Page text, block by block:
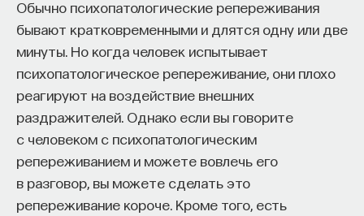
Обычно психопатологические репереживания
бывают кратковременными и длятся одну или две
минуты. Но когда человек испытывает
психопатологическое репереживание, они плохо
реагируют на воздействие внешних
раздражителей. Однако если вы говорите
с человеком с психопатологическим
репереживанием и можете вовлечь его
в разговор, вы можете сделать это
репереживание короче. Кроме того, есть